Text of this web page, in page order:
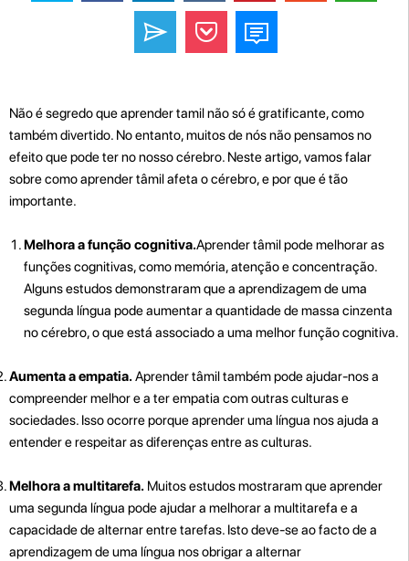
Não é segredo que aprender tamil não só é gratificante, como
também divertido. No entanto, muitos de nós não pensamos no
efeito que pode ter no nosso cérebro. Neste artigo, vamos falar
sobre como aprender tâmil afeta o cérebro, e por que é tão
importante.
Melhora a função cognitiva.Aprender tâmil pode melhorar as
funções cognitivas, como memória, atenção e concentração.
Alguns estudos demonstraram que a aprendizagem de uma
segunda língua pode aumentar a quantidade de massa cinzenta
no cérebro, o que está associado a uma melhor função cognitiva.
Aumenta a empatia.Aprender tâmil também pode ajudar-nos a
compreender melhor e a ter empatia com outras culturas e
sociedades. Isso ocorre porque aprender uma língua nos ajuda a
entender e respeitar as diferenças entre as culturas.
Melhora a multitarefa. Muitos estudos mostraram que aprender
uma segunda língua pode ajudar a melhorar a multitarefa e a
capacidade de alternar entre tarefas. Isto deve-se ao facto de a
aprendizagem de uma língua nos obrigar a alternar